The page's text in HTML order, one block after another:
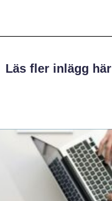
Läs fler inlägg här